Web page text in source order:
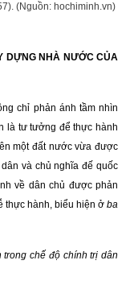
(Nguồn: hochiminh.vn)
DỰNG NHÀ NƯỚC CỦA
chỉ phản ánh tầm nhìn
là tư tưởng để thực hành
một đất nước vừa được
và chủ nghĩa đế quốc
về dân chủ được phản
thực hành, biểu hiện ở ba
chế độ chính trị dân